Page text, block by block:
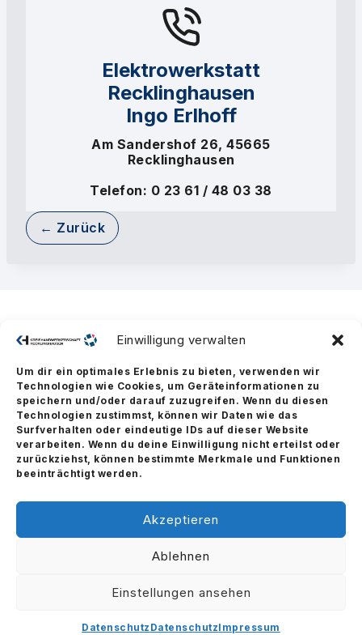
Einwilligung verwalten
Um dir ein optimales Erlebnis zu bieten, verwenden wir
Technologien wie Cookies, um Geräteinformationen zu
speichern und/oder darauf zuzugreifen. Wenn du diesen
Technologien zustimmst, können wir Daten wie das
Surfverhalten oder eindeutige IDs auf dieser Website
verarbeiten. Wenn du deine Einwilligung nicht erteilst oder
zurückziehst, können bestimmte Merkmale und Funktionen
beeinträchtigt werden.
Akzeptieren
Ablehnen
Einstellungen ansehen
Datenschutz DatenschutzImpressum
Elektrowerkstatt
Recklinghausen
Ingo Erlhoff
Am Sandershof 26, 45665
Recklinghausen
Telefon: 0 23 61 / 48 03 38
← Zurück
© 2026 Kreishandwerkerschaft Recklinghausen – Handwerk im Vest
Impressum Datenschutz